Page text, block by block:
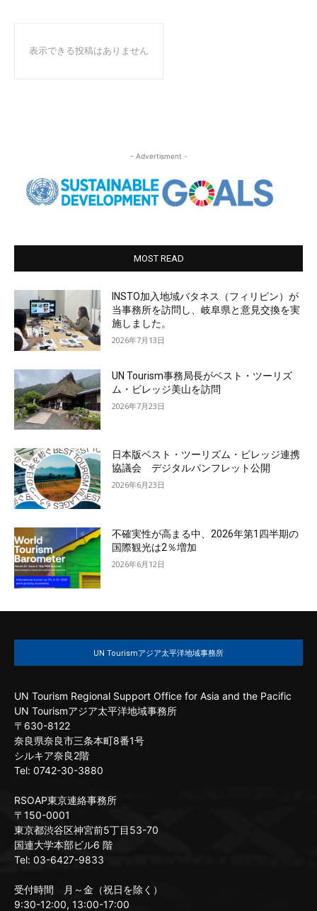
表示できる投稿はありません
- Advertisment -
MOST READ
INSTO加入地域バタネス（フィリピン）が
当事務所を訪問し、岐阜県と意見交換を実
施しました。
2026年7月13日
UN Tourism事務局長がベスト・ツーリズ
ム・ビレッジ美山を訪問
2026年7月23日
日本版ベスト・ツーリズム・ビレッジ連携
協議会 デジタルパンフレット公開
2026年6月23日
不確実性が高まる中、2026年第1四半期の
国際観光は2％増加
2026年6月12日
UN Tourismアジア太平洋地域事務所
UN Tourism Regional Support Office for Asia and the Pacific
UN Tourismアジア太平洋地域事務所
〒630-8122
奈良県奈良市三条本町8番1号
シルキア奈良2階
Tel: 0742-30-3880
RSOAP東京連絡事務所
〒150-0001
東京都渋谷区神宮前5丁目53-70
国連大学本部ビル6 階
Tel: 03-6427-9833
受付時間 月～金（祝日を除く）
9:30-12:00, 13:00-17:00